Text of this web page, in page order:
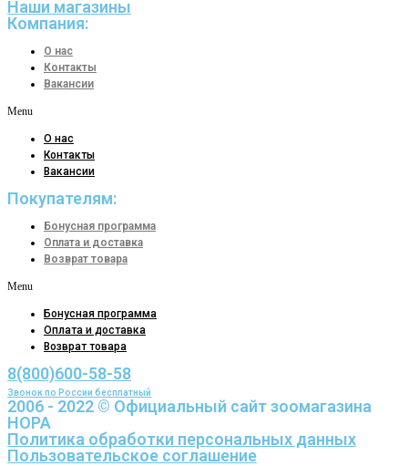
Наши магазины
Компания:
О нас
Контакты
Вакансии
Menu
О нас
Контакты
Вакансии
Покупателям:
Бонусная программа
Оплата и доставка
Возврат товара
Menu
Бонусная программа
Оплата и доставка
Возврат товара
8(800)600-58-58
Звонок по России бесплатный
2006 - 2022 © Официальный сайт зоомагазина
НОРА
Политика обработки персональных данных
Пользовательское соглашение